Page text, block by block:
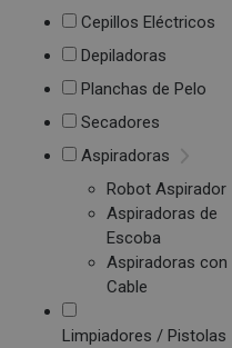
Cepillos Eléctricos
Depiladoras
Planchas de Pelo
Secadores
Aspiradoras
Robot Aspirador
Aspiradoras de
Escoba
Aspiradoras con
Cable
Limpiadores / Pistolas